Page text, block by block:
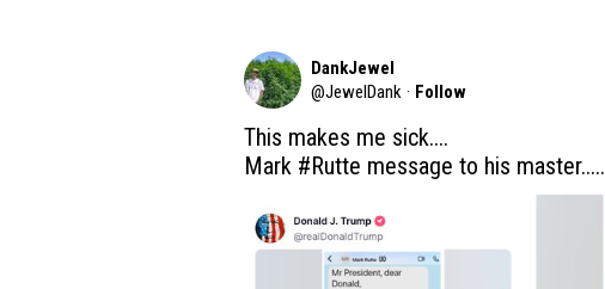
DankJewel
@JewelDank · Follow
This makes me sick....
Mark #Rutte message to his master.....